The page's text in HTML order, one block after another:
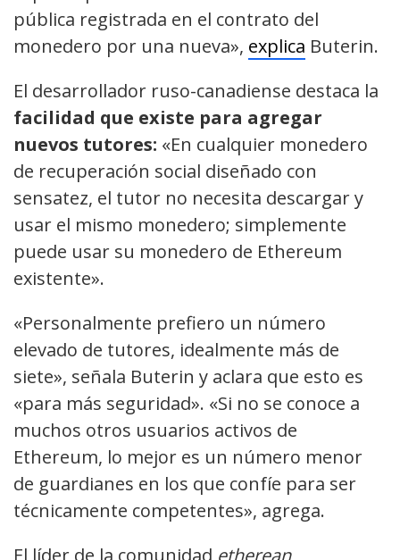
pública registrada en el contrato del
monedero por una nueva», explica Buterin.
El desarrollador ruso-canadiense destaca la
facilidad que existe para agregar
nuevos tutores: «En cualquier monedero
de recuperación social diseñado con
sensatez, el tutor no necesita descargar y
usar el mismo monedero; simplemente
puede usar su monedero de Ethereum
existente».
«Personalmente prefiero un número
elevado de tutores, idealmente más de
siete», señala Buterin y aclara que esto es
«para más seguridad». «Si no se conoce a
muchos otros usuarios activos de
Ethereum, lo mejor es un número menor
de guardianes en los que confíe para ser
técnicamente competentes», agrega.